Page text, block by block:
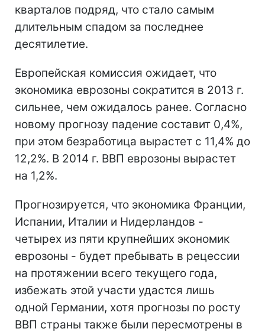
кварталов подряд, что стало самым
длительным спадом за последнее
десятилетие.
Европейская комиссия ожидает, что
экономика еврозоны сократится в 2013 г.
сильнее, чем ожидалось ранее. Согласно
новому прогнозу падение составит 0,4%,
при этом безработица вырастет с 11,4% до
12,2%. В 2014 г. ВВП еврозоны вырастет
на 1,2%.
Прогнозируется, что экономика Франции,
Испании, Италии и Нидерландов -
четырех из пяти крупнейших экономик
еврозоны - будет пребывать в рецессии
на протяжении всего текущего года,
избежать этой участи удастся лишь
одной Германии, хотя прогнозы по росту
ВВП страны также были пересмотрены в